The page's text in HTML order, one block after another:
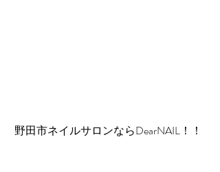
野田市ネイルサロンならDearNAIL！！